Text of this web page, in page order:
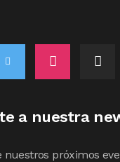
a nuestra
nuestros próximos